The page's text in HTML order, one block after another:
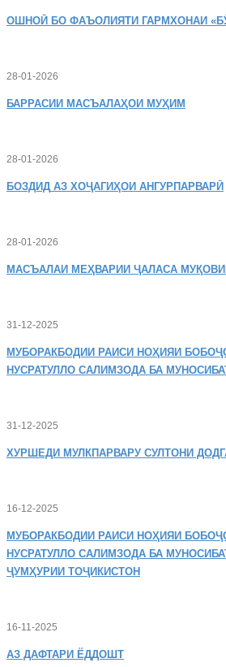
ОШНОӢ БО ФАЪОЛИЯТИ ГАРМХОНАИ
28-01-2026
БАРРАСИИ МАСЪАЛАҲОИ МУҲИМ
28-01-2026
БОЗДИД АЗ ХОҶАГИҲОИ АНГУРПАРВАРӢ
28-01-2026
МАСЪАЛАИ МЕҲВАРИИ ҶАЛАСА
31-12-2025
МУБОРАКБОДИИ РАИСИ НОҲИЯИ
НУСРАТУЛЛО САЛИМЗОДА БА
31-12-2025
ХУРШЕДИ МУЛКПАРВАРУ СУЛТОНИ
16-12-2025
МУБОРАКБОДИИ РАИСИ НОҲИЯИ
НУСРАТУЛЛО САЛИМЗОДА БА
ҶУМҲУРИИ ТОҶИКИСТОН
16-11-2025
АЗ ДАФТАРИ ЁДДОШТ